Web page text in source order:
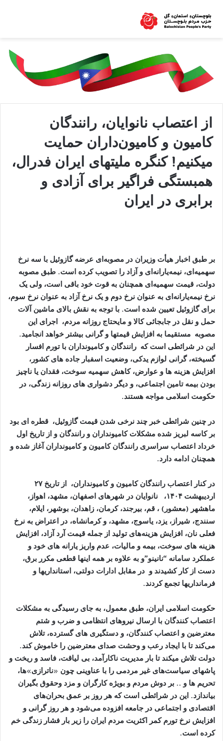
از اعتصاب نانوایان، رانندگان
کامیون و کامیون‌داران حمایت
میکنیم! کنگره ملیتهای ایران فدرال،
همبستگی فراگیر برای آزادی و
برابری در ایران
بر طبق اخبار هیأت وزیران در مصوبه‌ای عرضه گازوئیل با سه نرخ
سهمیه‌ای، نیمه‌یارانه‌ای و آزاد را تصویب کرده است. طبق مصوبه
دولت، قیمت سهمیه‌ای همچنان به قوت خود باقی است، ولی یک
نرخ نیمه‌یارانه‌ای به عنوان نرخ دوم و یک نرخ آزاد به عنوان نرخ سوم،
برای گازوئیل تعیین شده است. با توجه به نقش بالای ماشین آلات
حمل و نقل در جابجائی کالا و مایحتاج روزانه مردم، اجرای این
مصوبه مستقیما به افزایش قیمتها و گرانی بیشتر خواهد انجامید.
این در شرائطی است که رانندگان و کامیونداران با تورم افسار
گسیخته، گرانی لوازم یدکی، وضعیت اسفبار جاده های کشور،
افزایش هزینه ها و عوارض، کاهش سهمیه سوخت، فقدان یا ناچیز
بودن بیمه تامین اجتماعی، و دیگر دشواری های روزانه زندگی، در
حکومت اسلامی مواجه هستند.
در چنین شرائطی خبر چند نرخی شدن قیمت گازوئیل، قطره ای بود
بر کاسه لبریز شده مشکلات کامیونداران و رانندگان و از تاریخ اول
خرداد اعتصاب سراسری رانندگان کامیون و کامیونداران آغاز شده و
همچنان ادامه دارد.
در کنار اعتصاب رانندگان کامیون و کامیونداران، از تاریخ۲۷
اردیبهشت ۱۴۰۴، نانوایان در شهرهای اصفهان، مشهد، اهواز،
ماهشهر (معشور) ، قم، بیرجند، کرمان، زاهدان، بوشهر، ایلام،
سنندج، شیراز، یزد، یاسوج، مشهد، و کرمانشاه، در اعتراض به نرخ
فعلی نان، افزایش هزینه‌های تولید از جمله قیمت آرد آزاد، افزایش
هزینه های سوخت، بیمه و مالیات، عدم واریز یارانه های خود و
عملکرد سامانه “نانینو”و به علاوه بر همه اینها قطعی مکرر برق،
دست از کار کشیدند و در مقابل ادارات دولتی، استانداریها و
فرمانداریها تجمع کردند.
حکومت اسلامی ایران، طبق معمول، به جای رسیدگی به مشکلات
اعتصاب کنندگان با ارسال نیروهای انتظامی و ضرب و شتم
معترضین و اعتصاب کنندگان، و دستگیری های گسترده، تلاش
می‌کند تا با ایجاد رعب و وحشت صدای معترضین را خاموش کند.
دولت تلاش میکند تا بار مدیریت ناکارآمد، بی لیاقت، فاسد و ریخت و
پاشهای سیاست‌های غیر مردمی را با عناوینی چون «ناترازی»ها،
تحریم ها و .. بر دوش مردم و بویژه کارگران و مزد وحقوق بگیران
بیاندازد. این در شرائطی است که هر روز بر عمق بحران‌های
اقتصادی و اجتماعی در جامعه افزوده می‌شود و هر روز گرانی و
افزایش نرخ تورم کمر اکثریت مردم ایران را زیر بار فشار زندگی خم
کرده است.